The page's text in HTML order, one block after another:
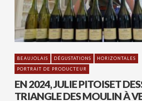
BEAUJOLAIS DÉGUSTATIONS
HORIZONTALES
PORTRAIT DE PRODUCTEUR
EN 2024, JULIE PITOISET
TRIANGLE DES MOULIN À